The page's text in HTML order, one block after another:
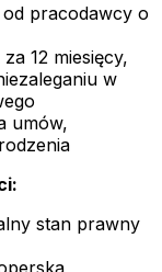
pracodawcy o
za 12 miesięcy,
w
umów,
stan prawny